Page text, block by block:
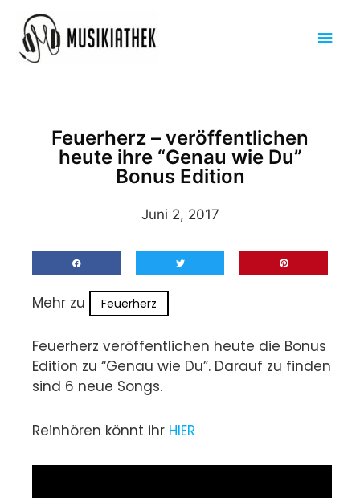
Inhalt
springen
Feuerherz – veröffentlichen
heute ihre “Genau wie Du”
Bonus Edition
Juni 2, 2017
Mehr zu Feuerherz
Feuerherz veröffentlichen heute die Bonus
Edition zu “Genau wie Du”. Darauf zu finden
sind 6 neue Songs.
Reinhören könnt ihr HIER